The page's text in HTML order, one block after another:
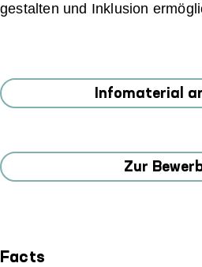
gestalten und Inklusion
Infomaterial
Zur
Facts